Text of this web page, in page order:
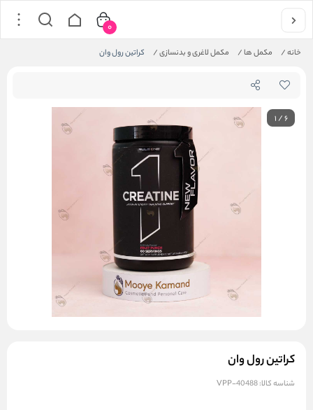
خانه/ مکمل ها/ مکمل لاغری و بدنسازی/ کراتین رول وان
0
1/6
کراتین رول وان
شناسه کالا:VPP-40488